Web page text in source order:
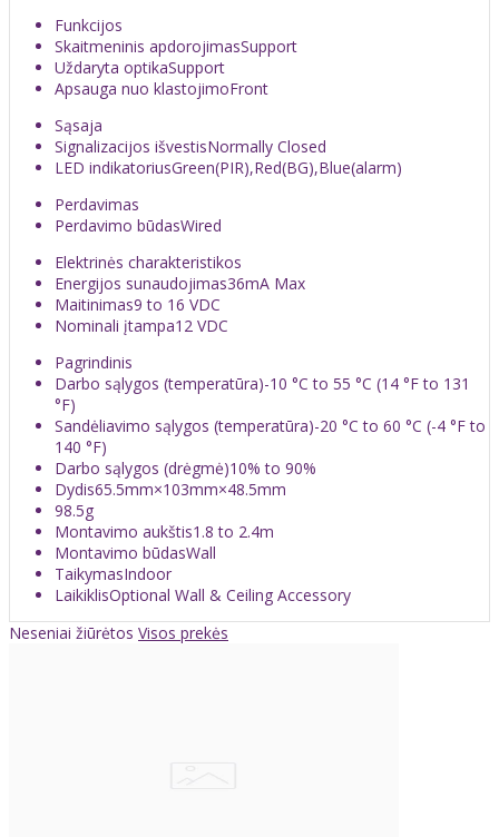
Funkcijos
Skaitmeninis apdorojimasSupport
Uždaryta optikaSupport
Apsauga nuo klastojimoFront
Sąsaja
Signalizacijos išvestisNormally Closed
LED indikatoriusGreen(PIR),Red(BG),Blue(alarm)
Perdavimas
Perdavimo būdasWired
Elektrinės charakteristikos
Energijos sunaudojimas36mA Max
Maitinimas9 to 16 VDC
Nominali įtampa12 VDC
Pagrindinis
Darbo sąlygos (temperatūra)-10 °C to 55 °C (14 °F to 131
°F)
Sandėliavimo sąlygos (temperatūra)-20 °C to 60 °C (-4 °F to
140 °F)
Darbo sąlygos (drėgmė)10% to 90%
Dydis65.5mm×103mm×48.5mm
98.5g
Montavimo aukštis1.8 to 2.4m
Montavimo būdasWall
TaikymasIndoor
LaikiklisOptional Wall & Ceiling Accessory
Neseniai žiūrėtos Visos prekės